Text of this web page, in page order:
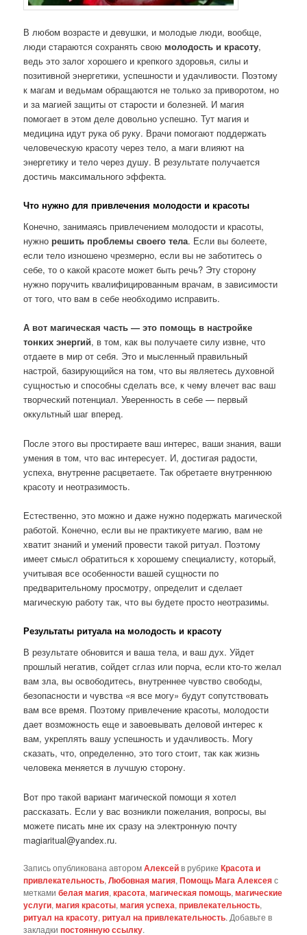
В любом возрасте и девушки, и молодые люди, вообще,
люди стараются сохранять свою молодость и красоту,
ведь это залог хорошего и крепкого здоровья, силы и
позитивной энергетики, успешности и удачливости. Поэтому
к магам и ведьмам обращаются не только за приворотом, но
и за магией защиты от старости и болезней. И магия
помогает в этом деле довольно успешно. Тут магия и
медицина идут рука об руку. Врачи помогают поддержать
человеческую красоту через тело, а маги влияют на
энергетику и тело через душу. В результате получается
достичь максимального эффекта.
Что нужно для привлечения молодости и красоты
Конечно, занимаясь привлечением молодости и красоты,
нужнорешить проблемы своего тела. Если вы болеете,
если тело изношено чрезмерно, если вы не заботитесь о
себе, то о какой красоте может быть речь? Эту сторону
нужно поручить квалифицированным врачам, в зависимости
от того, что вам в себе необходимо исправить.
А вот магическая часть — это помощь в настройке
тонких энергий, в том, как вы получаете силу извне, что
отдаете в мир от себя. Это и мысленный правильный
настрой, базирующийся на том, что вы являетесь духовной
сущностью и способны сделать все, к чему влечет вас ваш
творческий потенциал. Уверенность в себе — первый
оккультный шаг вперед.
После этого вы простираете ваш интерес, ваши знания, ваши
умения в том, что вас интересует. И, достигая радости,
успеха, внутренне расцветаете. Так обретаете внутреннюю
красоту и неотразимость.
Естественно, это можно и даже нужно подержать магической
работой. Конечно, если вы не практикуете магию, вам не
хватит знаний и умений провести такой ритуал. Поэтому
имеет смысл обратиться к хорошему специалисту, который,
учитывая все особенности вашей сущности по
предварительному просмотру, определит и сделает
магическую работу так, что вы будете просто неотразимы.
Результаты ритуала на молодость и красоту
В результате обновится и ваша тела, и ваш дух. Уйдет
прошлый негатив, сойдет сглаз или порча, если кто-то желал
вам зла, вы освободитесь, внутреннее чувство свободы,
безопасности и чувства «я все могу» будут сопутствовать
вам все время. Поэтому привлечение красоты, молодости
дает возможность еще и завоевывать деловой интерес к
вам, укреплять вашу успешность и удачливость. Могу
сказать, что, определенно, это того стоит, так как жизнь
человека меняется в лучшую сторону.
Вот про такой вариант магической помощи я хотел
рассказать. Если у вас возникли пожелания, вопросы, вы
можете писать мне их сразу на электронную почту
magiaritual@yandex.ru.
Запись опубликована авторомАлексейв рубрикеКрасота и
привлекательность,Любовная магия,Помощь Мага Алексеяс
меткамибелая магия,красота,магическая помощь,магические
услуги,магия красоты,магия успеха,привлекательность,
ритуал на красоту,ритуал на привлекательность. Добавьте в
закладкипостоянную ссылку.